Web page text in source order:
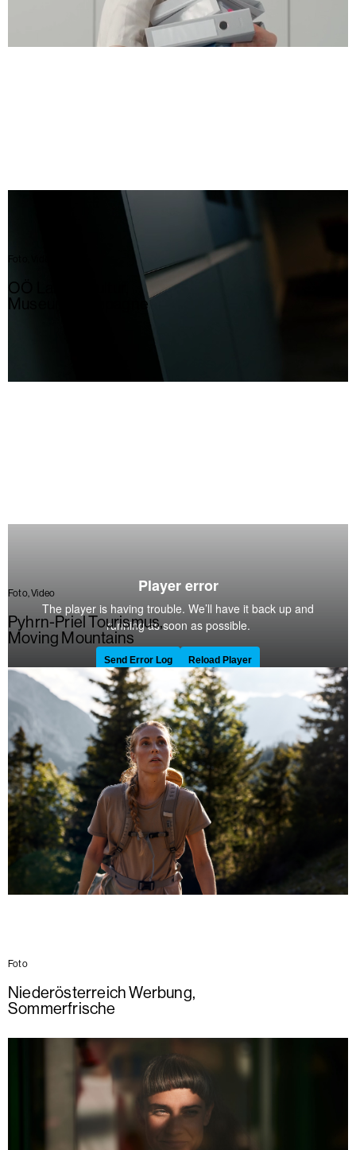
Foto, Video
OÖ Landeskultur
Museumskampagne
Foto, Video
Pyhrn-Priel Tourismus,
Moving Mountains
Foto
Niederösterreich Werbung,
Sommerfrische